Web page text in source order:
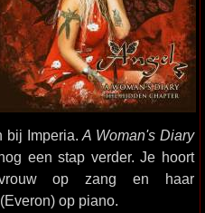
bij Imperia.A Woman's Diary
een stap verder. Je hoort
op zang en haar
op piano.